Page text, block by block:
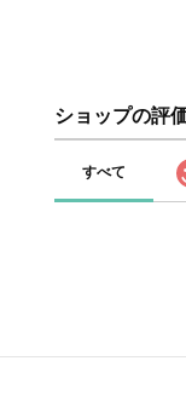
ショップの評
すべて